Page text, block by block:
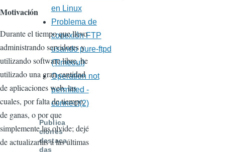
Motivación
Durante el tiempo que llevo
administrando servidores y
utilizando software libre, he
utilizado una gran cantidad
de aplicaciones web, las
cuales, por falta de tiempo,
de ganas, o por que
simplemente las olvide; dejé
de actualizarlas a las últimas
en Linux
Problema de
conexión FTP
usando pure-ftpd
(Timeout)
Operation not
permitted -
connect(2)
Publica
ciones
destaca
das